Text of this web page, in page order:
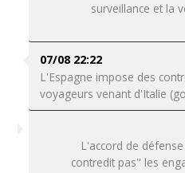
surveillance et la
07/08 22:22
L'Espagne impose des
voyageurs venant d'Italie
L'accord de
contredit pas" les